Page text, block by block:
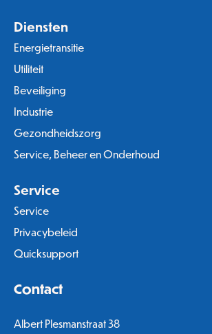
Diensten
Energietransitie
Utiliteit
Beveiliging
Industrie
Gezondheidszorg
Service, Beheer en Onderhoud
Service
Service
Privacybeleid
Quicksupport
Contact
Albert Plesmanstraat 38